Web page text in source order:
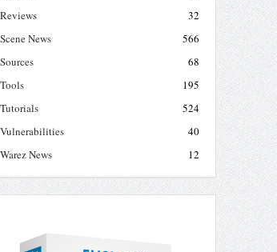
Reviews
32
Scene News
566
Sources
68
Tools
195
Tutorials
524
Vulnerabilities
40
Warez News
12